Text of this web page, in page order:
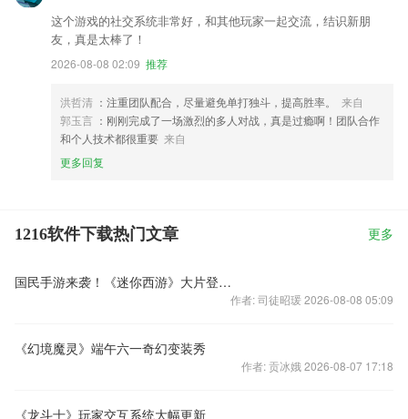
这个游戏的社交系统非常好，和其他玩家一起交流，结识新朋
友，真是太棒了！
2026-08-08 02:09 推荐
洪哲清 ：注重团队配合，尽量避免单打独斗，提高胜率。
来自
郭玉言 ：刚刚完成了一场激烈的多人对战，真是过瘾啊！团队合作
和个人技术都很重要 来自
更多回复
1216软件下载热门文章 更多
国民手游来袭！《迷你西游》大片登陆“天天向上”
作者: 司徒昭瑗 2026-08-08 05:09
《幻境魔灵》端午六一奇幻变装秀
作者: 贡冰娥 2026-08-07 17:18
《龙斗士》玩家交互系统大幅更新